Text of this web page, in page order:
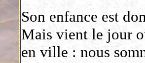
Son enfance est
Mais vient le jour
en ville : nous